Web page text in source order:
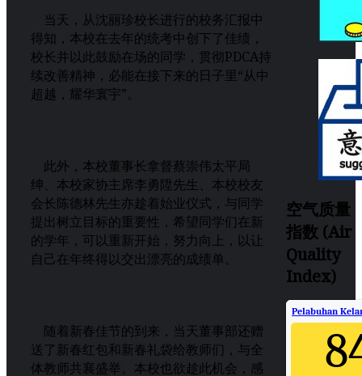
当天，从沈丽珍校长进行的校务汇报中
得知，本校在去年的统考中创下了佳绩，
校长并以此鼓励在场的同学，贯彻PDCA持
续改善精神，必能在接下来的日子里“从中
超越，耀华寰宇”。
此外，本校董事长拿督蔡崇伟太平局
绅、本校家协主席李勇陞先生、本校校友
会长陈德林先生亦趁着始业仪式，与同学
提出树立目标的重要性，希望同学们在新
的学年，可以重新开始，努力向上，以让
自己在年终得以交出漂亮的成绩单。
随着新春佳节的到来，当天董事部还赠
送了新春红包和新春礼袋给教师们，与全
体教师共襄盛举。本校也欲趁此机会，感
空气质量
指数 (Air
Quality
Index)
Pelabuhan